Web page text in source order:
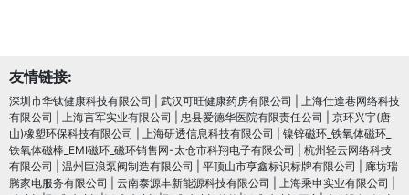
友情链接:
深圳市华钛健康科技有限公司 武汉可旺健康药房有限公司
上海仕逢巷网络科技
有限公司
上海言军实业有限公司 忠县爱德华医院有限责任公司
京环兴宇(唐
山)橡塑环保科技有限公司
上海研透信息科技有限公司
镍锌磁环_铁氧体磁环_
铁氧体磁棒_EMI磁环_磁环销售网-太仓市科翔电子有限公司
杭州轻云网络科技
有限公司
温州巨浪泵阀制造有限公司 平顶山市亨鑫标识标牌有限公司
廊坊瑞
腾家电服务有限公司
云南泰源丰新能源科技有限公司 上海乘申实业有限公司